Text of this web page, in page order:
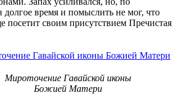
время и помыслить не мог, что
посетит своим присутствием Пречистая
Мироточение Гавайской иконы
Божией Матери